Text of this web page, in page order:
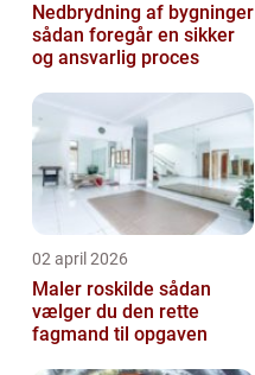
Nedbrydning af bygninger
sådan foregår en sikker
og ansvarlig proces
02 april 2026
Maler roskilde sådan
vælger du den rette
fagmand til opgaven